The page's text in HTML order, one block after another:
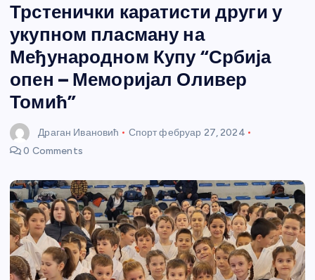
и портал
Трстенички каратисти други у
укупном пласману на
Међународном Купу “Србија
опен – Меморијал Оливер
Томић”
Драган Ивановић Спорт фебруар 27, 2024
0 Comments